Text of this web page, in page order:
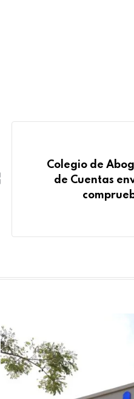
Colegio de
de Cuentas